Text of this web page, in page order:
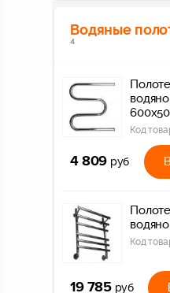
Водяные
4
Код
4 809 руб
Код
19 785 руб